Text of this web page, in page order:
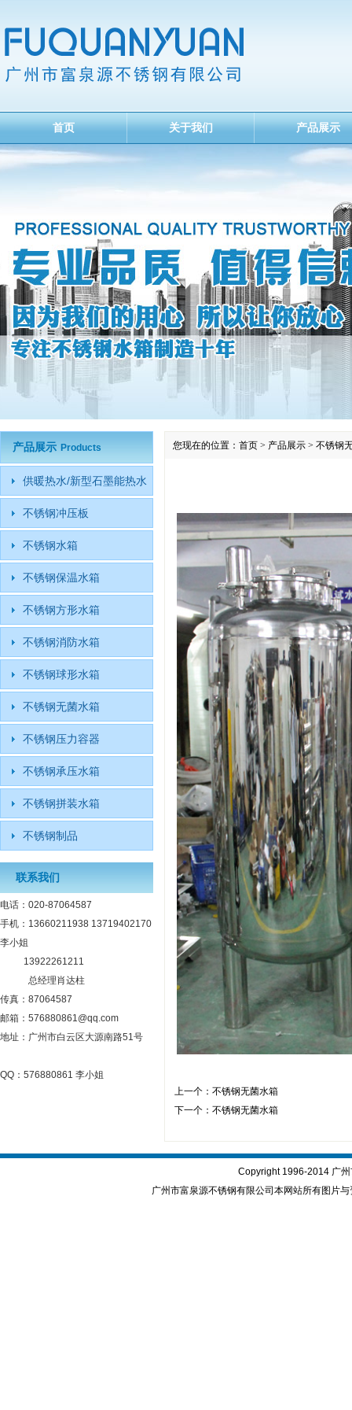
首页 关于我们 产品展示
您现在的位置： 首页 > 产品展示 > 不锈钢
上一个： 不锈钢无菌水箱
下一个： 不锈钢无菌水箱
产品展示 Products
供暖热水/新型石墨能热水
不锈钢冲压板
不锈钢水箱
不锈钢保温水箱
不锈钢方形水箱
不锈钢消防水箱
不锈钢球形水箱
不锈钢无菌水箱
不锈钢压力容器
不锈钢承压水箱
不锈钢拼装水箱
不锈钢制品
联系我们
电话：020-87064587
手机：13660211938 13719402170
李小姐
13922261211
总经理肖达柱
传真：87064587
邮箱：576880861@qq.com
地址：广州市白云区大源南路51号
QQ：576880861 李小姐
Copyright 1996-2014 广
广州市富泉源不锈钢有限公司本网站所有图片